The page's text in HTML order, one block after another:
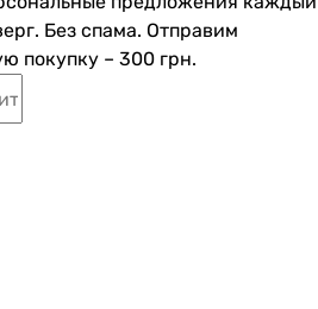
Без спама. Отправим
покупку – 300 грн.